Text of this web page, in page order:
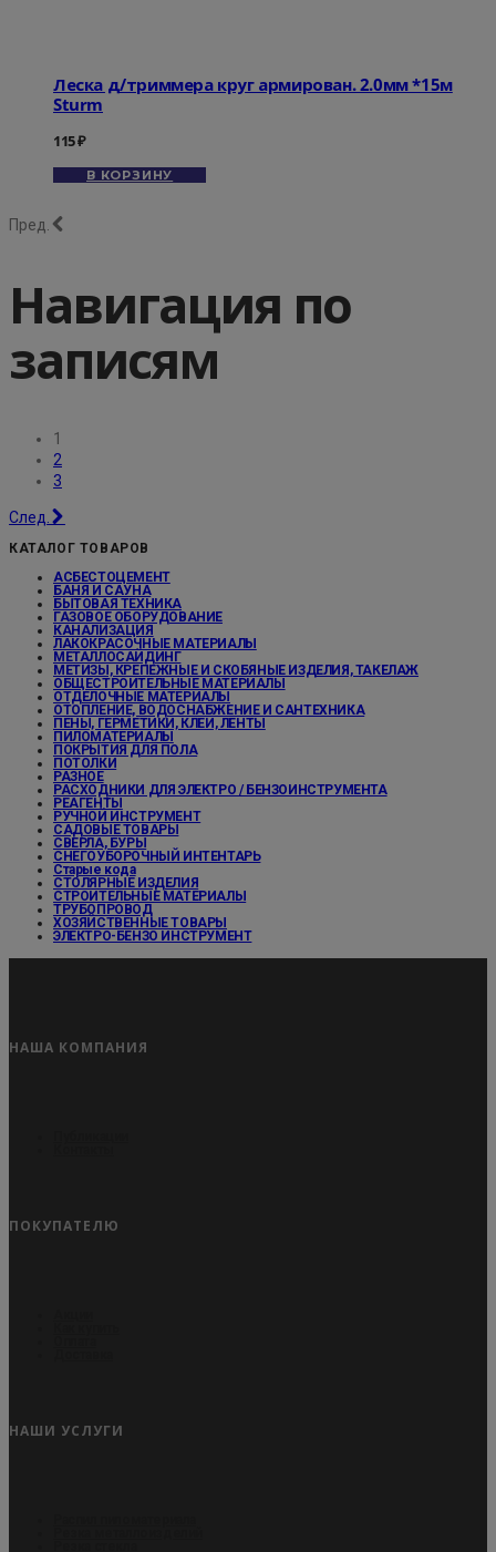
Леска д/триммера круг армирован. 2.0мм *15м
Sturm
115₽
В КОРЗИНУ
Пред.
Навигация по
записям
1
2
3
След.
КАТАЛОГ ТОВАРОВ
АСБЕСТОЦЕМЕНТ
БАНЯ И САУНА
БЫТОВАЯ ТЕХНИКА
ГАЗОВОЕ ОБОРУДОВАНИЕ
КАНАЛИЗАЦИЯ
ЛАКОКРАСОЧНЫЕ МАТЕРИАЛЫ
МЕТАЛЛОСАЙДИНГ
МЕТИЗЫ, КРЕПЕЖНЫЕ И СКОБЯНЫЕ ИЗДЕЛИЯ, ТАКЕЛАЖ
ОБЩЕСТРОИТЕЛЬНЫЕ МАТЕРИАЛЫ
ОТДЕЛОЧНЫЕ МАТЕРИАЛЫ
ОТОПЛЕНИЕ, ВОДОСНАБЖЕНИЕ И САНТЕХНИКА
ПЕНЫ, ГЕРМЕТИКИ, КЛЕИ, ЛЕНТЫ
ПИЛОМАТЕРИАЛЫ
ПОКРЫТИЯ ДЛЯ ПОЛА
ПОТОЛКИ
РАЗНОЕ
РАСХОДНИКИ ДЛЯ ЭЛЕКТРО / БЕНЗОИНСТРУМЕНТА
РЕАГЕНТЫ
РУЧНОЙ ИНСТРУМЕНТ
САДОВЫЕ ТОВАРЫ
СВЕРЛА, БУРЫ
СНЕГОУБОРОЧНЫЙ ИНТЕНТАРЬ
Старые кода
СТОЛЯРНЫЕ ИЗДЕЛИЯ
СТРОИТЕЛЬНЫЕ МАТЕРИАЛЫ
ТРУБОПРОВОД
ХОЗЯЙСТВЕННЫЕ ТОВАРЫ
ЭЛЕКТРО-БЕНЗО ИНСТРУМЕНТ
НАША КОМПАНИЯ
ПОКУПАТЕЛЮ
НАШИ УСЛУГИ